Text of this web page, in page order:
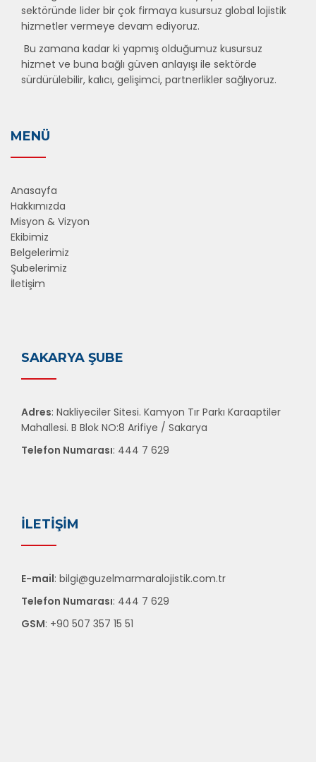
sektöründe lider bir çok firmaya kusursuz global lojistik
hizmetler vermeye devam ediyoruz.
Bu zamana kadar ki yapmış olduğumuz kusursuz
hizmet ve buna bağlı güven anlayışı ile sektörde
sürdürülebilir, kalıcı, gelişimci, partnerlikler sağlıyoruz.
MENÜ
Anasayfa
Hakkımızda
Misyon & Vizyon
Ekibimiz
Belgelerimiz
Şubelerimiz
İletişim
SAKARYA ŞUBE
Adres: Nakliyeciler Sitesi. Kamyon Tır Parkı Karaaptiler
Mahallesi. B Blok NO:8 Arifiye / Sakarya
Telefon Numarası: 444 7 629
İLETIŞIM
E-mail: bilgi@guzelmarmaralojistik.com.tr
Telefon Numarası: 444 7 629
GSM: +90 507 357 15 51